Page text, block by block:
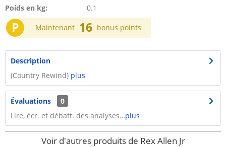
Poids en kg:
0.1
P Maintenant 16 bonus points
Description
(Country Rewind) plus
Évaluations
0
Lire, écr. et débatt. des analyses…plus
Voir d'autres produits de Rex Allen Jr